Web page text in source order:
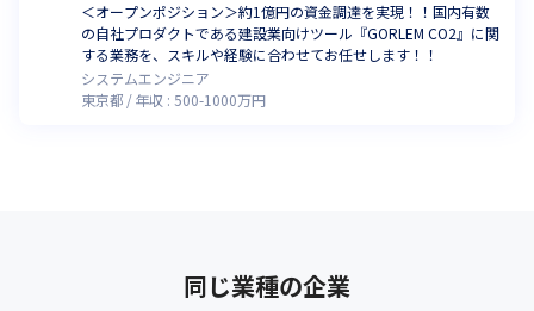
＜オープンポジション＞約1億円の資金調達を実現！！国内有数
の自社プロダクトである建設業向けツール『GORLEM CO2』に関
する業務を、スキルや経験に合わせてお任せします！！
システムエンジニア
東京都
年収 :500-1000万円
同じ業種の企業